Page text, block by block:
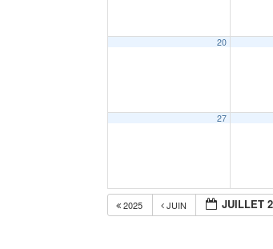
20
27
2025 JUIN JUILLET